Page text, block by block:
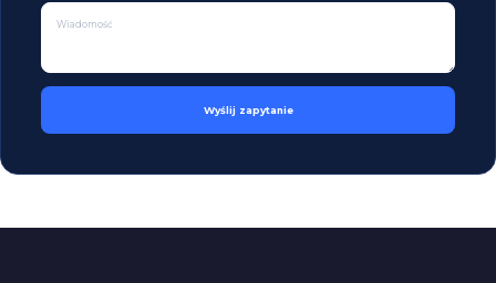
Wyślij zapytanie